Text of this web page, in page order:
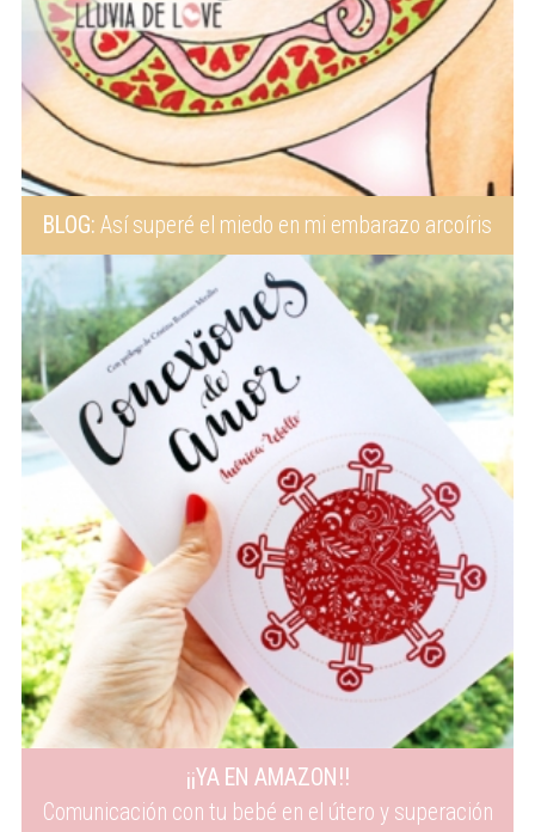
BLOG: Así superé el miedo en mi embarazo arcoíris
¡¡YA EN AMAZON!!
Comunicación con tu bebé en el útero y superación